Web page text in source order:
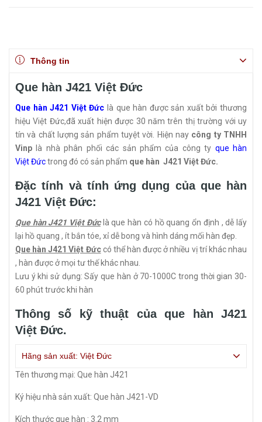
Thông tin
Que hàn J421 Việt Đức
Que hàn J421 Việt Đức là que hàn được sản xuất bởi thương
hiệu Việt Đức,đã xuất hiện được 30 năm trên thị trường với uy
tín và chất lượng sản phẩm tuyệt vời. Hiện nay công ty TNHH
Vinp là nhà phân phối các sản phẩm của công ty que hàn
Việt Đứctrong đó có sản phẩm que hàn J421 Việt Đức.
Đặc tính và tính ứng dụng của que hàn
J421 Việt Đức:
Que hàn J421 Việt Đứclà que hàn có hồ quang ổn định , dễ lấy
lại hồ quang , ít bắn tóe, xỉ dễ bong và hình dáng mối hàn đẹp.
Que hàn J421 Việt Đứccó thể hàn được ở nhiều vị trí khác nhau
, hàn được ở mọi tư thế khác nhau.
Lưu ý khi sử dụng: Sấy que hàn ở 70-1000C trong thời gian 30-
60 phút trước khi hàn
Thông số kỹ thuật của que hàn J421
Việt Đức.
Hãng sản xuất: Việt Đức
Tên thương mại: Que hàn J421
Ký hiệu nhà sản xuất: Que hàn J421-VD
Kích thước que hàn : 3.2 mm